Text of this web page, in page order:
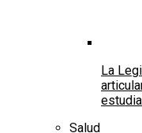
La
Salud